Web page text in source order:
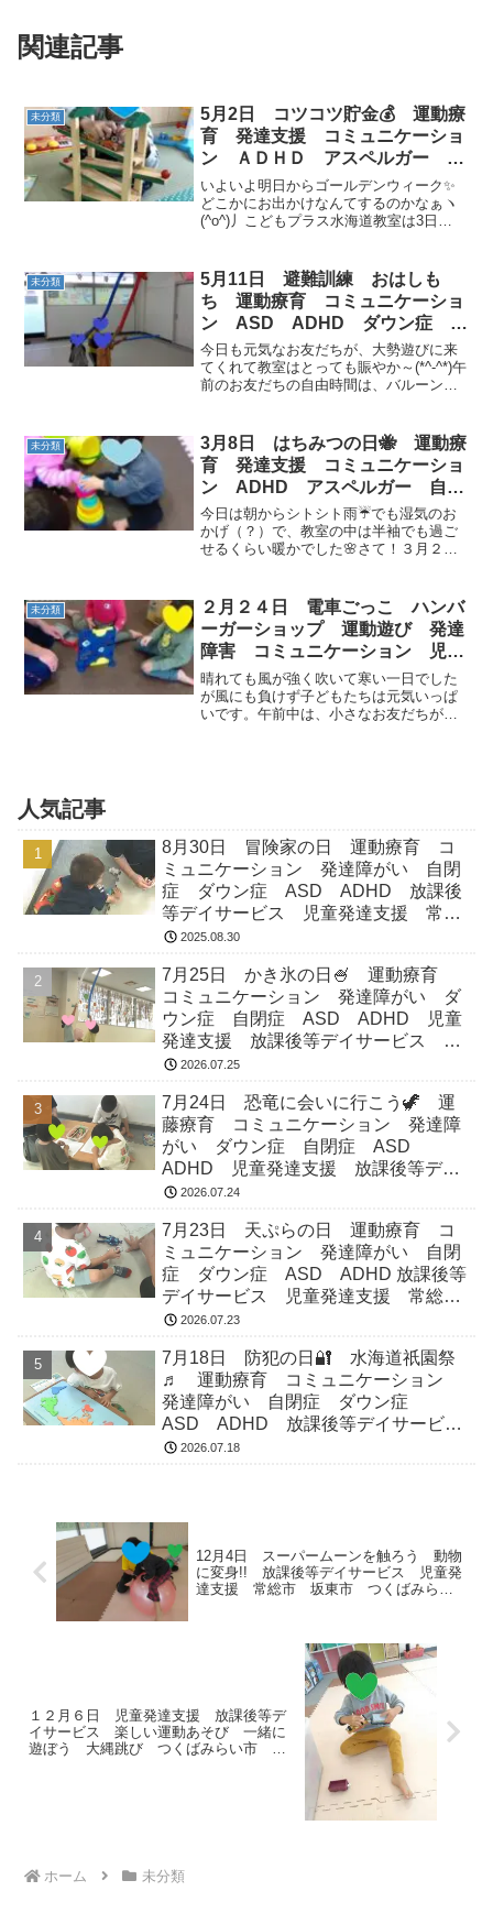
関連記事
未分類
5月2日 コツコツ貯金💰 運動療
育 発達支援 コミュニケーショ
ン ＡＤＨＤ アスペルガー 自
閉症 ダウン症 放課後等デイサ
ービス 児童発達支援 常総市
つくばみらい市 坂東市 守谷市
いよいよ明日からゴールデンウィーク✨
どこかにお出かけなんてするのかなぁヽ
(^o^)丿こどもプラス水海道教室は3日
のほど、よろしくお願いいたします★さ
て！今日も元気なお友...
未分類
5月11日 避難訓練 おはしも
ち 運動療育 コミュニケーショ
ン ASD ADHD ダウン症 児
童発達支援 放課後等デイサービ
ス 常総市 つくばみらい市 坂
東市 守谷市
今日も元気なお友だちが、大勢遊びに来
てくれて教室はとっても賑やか～(*^-^*)午
前のお友だちの自由時間は、バルーンア
前中に行われました！！先生のお話を聞
くみんなの顔は...
未分類
3月8日 はちみつの日🐝 運動療
育 発達支援 コミュニケーショ
ン ADHD アスペルガー 自閉
症 ダウン症 常総市 つくばみ
らい市 坂東市
今日は朝からシトシト雨☔でも湿気のお
かげ（？）で、教室の中は半袖でも過ご
せるくらい暖かでした🌸さて！３月２週
プラ・トミカのミニカーなどでたくさん
遊びました(^O^...
未分類
２月２４日 電車ごっこ ハンバ
ーガーショップ 運動遊び 発達
障害 コミュニケーション 児童
発達支援 放課後等デイサービ
ス 常総市 つくばみらい市 坂
東市
晴れても風が強く吹いて寒い一日でした
が風にも負けず子どもたちは元気いっぱ
いです。午前中は、小さなお友だちが来
人気記事
8月30日 冒険家の日 運動療育 コ
ミュニケーション 発達障がい 自閉
症 ダウン症 ASD ADHD 放課後
等デイサービス 児童発達支援 常総
市 つくばみらい市 坂東市 守谷市
2025.08.30
7月25日 かき氷の日🍧 運動療育
コミュニケーション 発達障がい ダ
ウン症 自閉症 ASD ADHD 児童
発達支援 放課後等デイサービス 常
総市 つくばみらい市 坂東市 守谷
2026.07.25
7月24日 恐竜に会いに行こう🦖 運
藤療育 コミュニケーション 発達障
がい ダウン症 自閉症 ASD
ADHD 児童発達支援 放課後等デイ
サービス 常総市 つくばみらい市
2026.07.24
7月23日 天ぷらの日 運動療育 コ
ミュニケーション 発達障がい 自閉
症 ダウン症 ASD ADHD 放課後等
デイサービス 児童発達支援 常総
市 つくばみらい市 坂東市 守谷市
2026.07.23
7月18日 防犯の日🔐 水海道祇園祭
♬ 運動療育 コミュニケーション
発達障がい 自閉症 ダウン症
ASD ADHD 放課後等デイサービ
ス 児童発達支援 常総市 つくばみ
2026.07.18
12月4日 スーパームーンを触ろう 動物
に変身!! 放課後等デイサービス 児童発
達支援 常総市 坂東市 つくばみらい
１２月６日 児童発達支援 放課後等デ
イサービス 楽しい運動あそび 一緒に
遊ぼう 大縄跳び つくばみらい市 常
ホーム 未分類